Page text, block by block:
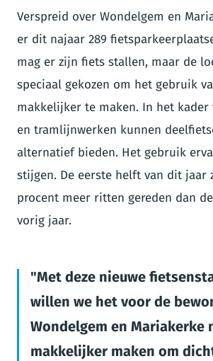
Verspreid over Wondelgem en
er dit najaar 289
mag er zijn fiets stallen, maar de
speciaal gekozen om het gebruik
makkelijker te maken. In het kader
en tramlijnwerken kunnen
alternatief bieden. Het gebruik
stijgen. De eerste helft van dit jaar
procent meer ritten gereden dan
vorig jaar.
Met deze nieuwe
willen we het voor de
Wondelgem en Mariakerke
makkelijker maken om